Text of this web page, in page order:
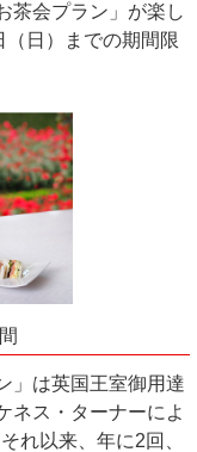
茶会プラン」が楽し
日）までの期間限
」は英国王室御用達
ネス・ターナーによ
れ以来、年に2回、